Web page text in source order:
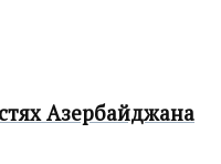
Азербайджана